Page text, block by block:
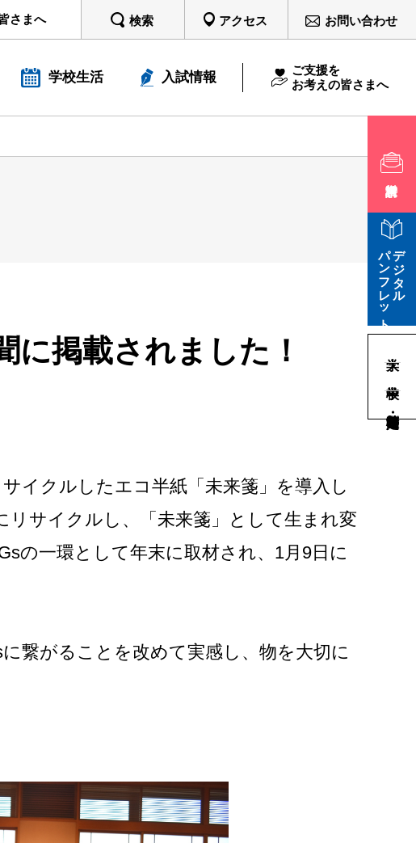
さまへ 検索 アクセス お問い合わせ
学校生活 入試情報
ご支援を
お考えの皆さまへ
デジタル
パンフレット
に掲載されました！
イクルしたエコ半紙「未来箋」を導入し
サイクルし、「未来箋」として生まれ変
の一環として年末に取材され、1月9日に
繋がることを改めて実感し、物を大切に